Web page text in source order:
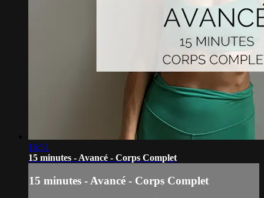
16:51
15 minutes - Avancé - Corps Complet
15 minutes - Avancé - Corps Complet